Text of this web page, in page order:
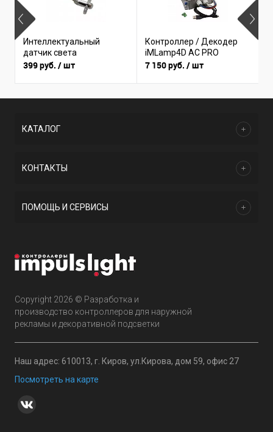
Интеллектуальный
датчик света
399 руб. / шт
Контроллер / Декодер
iMLamp4D AC PRO
7 150 руб. / шт
Copyright 2026 © Разработка и
производство контроллеров для наружной
рекламы и декоративной подсветки
Наш адрес: 610013, г. Киров, ул.Кирова, дом 59, офис 27
Посмотреть на карте
КАТАЛОГ
КОНТАКТЫ
ПОМОЩЬ И СЕРВИСЫ